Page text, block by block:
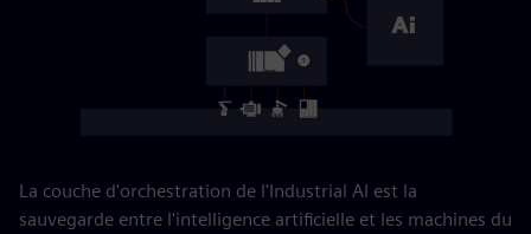
La couche d'orchestration de l'Industrial AI est la
sauvegarde entre l'intelligence artificielle et les machines du